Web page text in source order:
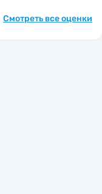
Смотреть все оценки